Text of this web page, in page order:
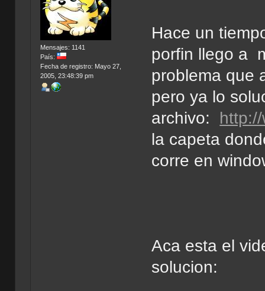
Mensajes: 1141
País:
Fecha de registro: Mayo 27,
2005, 23:48:39 pm
Hace un
porfin llego a
problema que
pero ya lo
archivo:
la capeta
corre en
Aca esta el
solucion: